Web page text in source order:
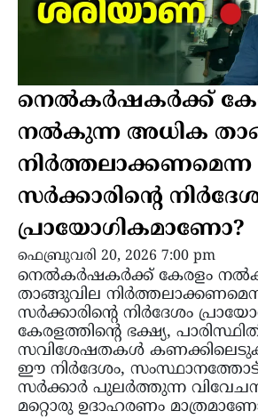
നെൽകർഷകർക്ക്
നൽകുന്ന അധിക
നിർത്തലാക്കണമെന്ന
സർക്കാരിന്റെ
പ്രായോഗികമാണോ?
ഫെബ്രുവരി 20, 2026 7:00 pm
നെൽകർഷകർക്ക് കേരളം
താങ്ങുവില
സർക്കാരിന്റെ നിർദേശം
കേരളത്തിന്റെ ഭക്ഷ്യ,
സവിശേഷതകൾ
ഈ നിർദേശം,
സർക്കാർ പുലർത്തുന്ന
മറ്റൊരു ഉദാഹരണം